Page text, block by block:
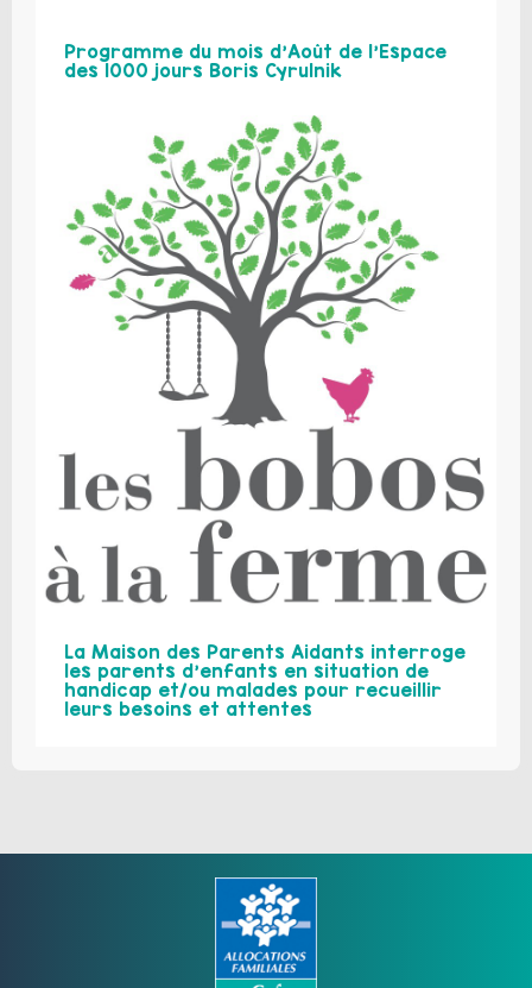
Programme du mois d’Août de l’Espace
des 1000 jours Boris Cyrulnik
La Maison des Parents Aidants interroge
les parents d’enfants en situation de
handicap et/ou malades pour recueillir
leurs besoins et attentes